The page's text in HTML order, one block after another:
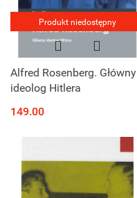
Produkt niedostępny
Alfred Rosenberg. Główny
ideolog Hitlera
149.00